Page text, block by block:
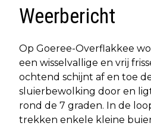
Weerbericht
Op Goeree-Overflakkee
een wisselvallige en vrij
ochtend schijnt af en toe
sluierbewolking door en
rond de 7 graden. In de
trekken enkele kleine